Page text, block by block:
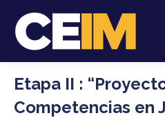
Etapa II :
Competencias en